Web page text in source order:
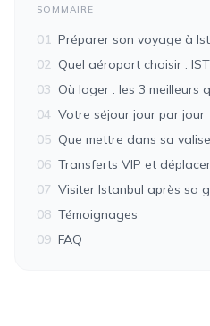
SOMMAIRE
01 Préparer son voyage à
02 Quel aéroport choisir :
03 Où loger : les 3 meilleurs
04 Votre séjour jour par jour
05 Que mettre dans sa valise
06 Transferts VIP et
07 Visiter Istanbul après sa
08 Témoignages
09 FAQ